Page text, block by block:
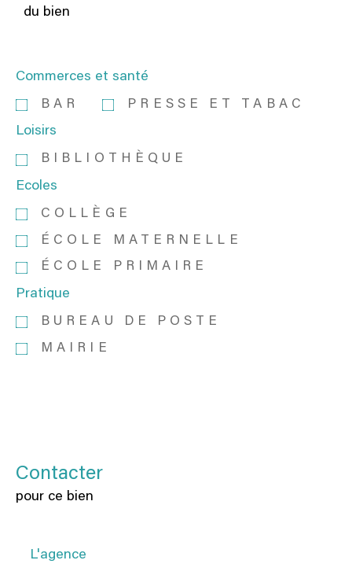
du bien
Commerces et santé
BAR PRESSE ET TABAC
Loisirs
BIBLIOTHÈQUE
Ecoles
COLLÈGE
ÉCOLE MATERNELLE
ÉCOLE PRIMAIRE
Pratique
BUREAU DE POSTE
MAIRIE
Contacter
pour ce bien
L'agence